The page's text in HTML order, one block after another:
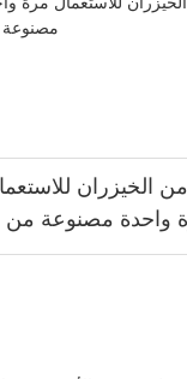
واحدة مصنوعة من